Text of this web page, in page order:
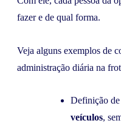
fazer e de qual forma.
Veja alguns exemplos de
administração diária na
Definição
veículos,